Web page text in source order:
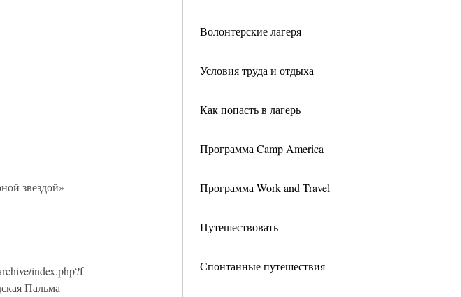
Волонтерские лагеря
Условия труда и отдыха
Как попасть в лагерь
Программа Camp America
Программа Work and Travel
Путешествовать
Спонтанные путешествия
звездой» —
index.php?f-
Пальма